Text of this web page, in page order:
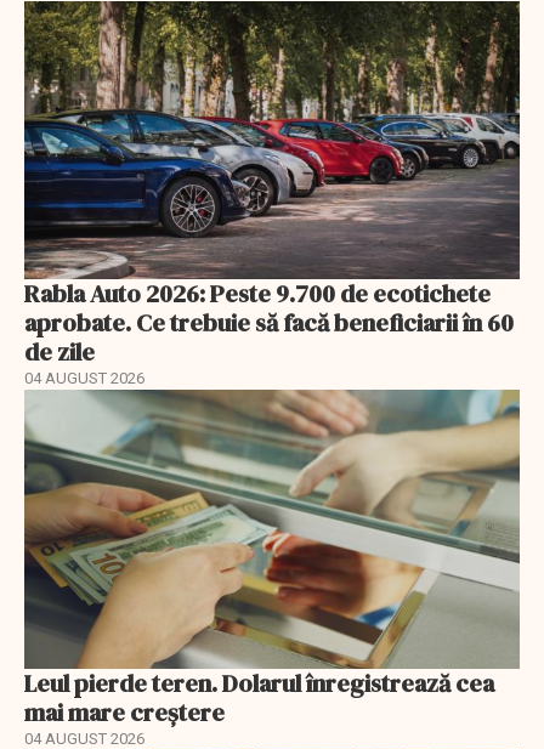
Rabla Auto 2026: Peste 9.700 de ecotichete
aprobate. Ce trebuie să facă beneficiarii în 60
de zile
04 AUGUST 2026
Leul pierde teren. Dolarul înregistrează cea
mai mare creștere
04 AUGUST 2026